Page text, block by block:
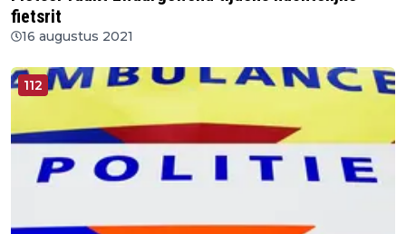
fietsrit
16 augustus 2021
112